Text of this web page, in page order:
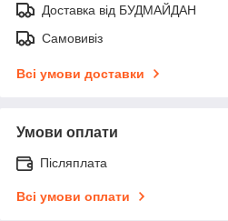
Доставка від БУДМАЙДАН
Самовивіз
Всі умови доставки
Умови оплати
Післяплата
Всі умови оплати